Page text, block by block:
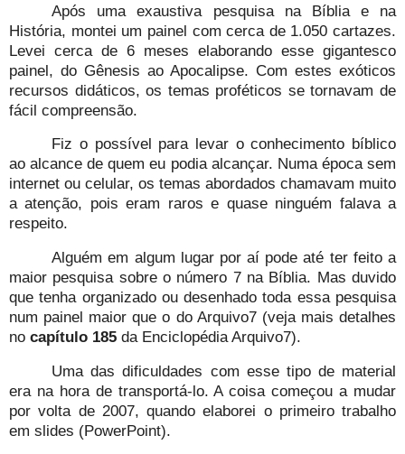
Após uma exaustiva pesquisa na Bíblia e na
História, montei um painel com cerca de 1.050 cartazes.
Levei cerca de 6 meses elaborando esse gigantesco
painel, do Gênesis ao Apocalipse. Com estes exóticos
recursos didáticos, os temas proféticos se tornavam de
fácil compreensão.
Fiz o possível para levar o conhecimento bíblico
ao alcance de quem eu podia alcançar. Numa época sem
internet ou celular, os temas abordados chamavam muito
a atenção, pois eram raros e quase ninguém falava a
respeito.
Alguém em algum lugar por aí pode até ter feito a
maior pesquisa sobre o número 7 na Bíblia. Mas duvido
que tenha organizado ou desenhado toda essa pesquisa
num painel maior que o do Arquivo7 (veja mais detalhes
no capítulo 185 da Enciclopédia Arquivo7).
Uma das dificuldades com esse tipo de material
era na hora de transportá-lo. A coisa começou a mudar
por volta de 2007, quando elaborei o primeiro trabalho
em slides (PowerPoint).